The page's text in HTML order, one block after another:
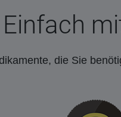
Einfach
die Sie